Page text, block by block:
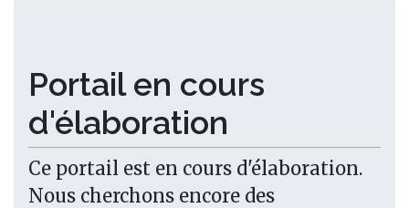
Portail en cours
d'élaboration
Ce portail est en cours d'élaboration.
Nous cherchons encore des